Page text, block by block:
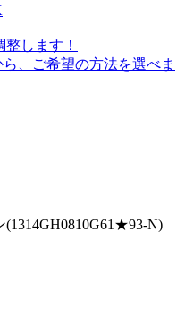
します！
、ご希望の方法を選べま
N)